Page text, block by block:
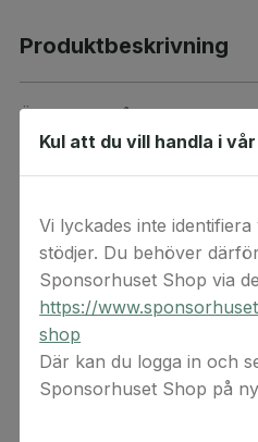
Produktbeskrivning
Överraska någon med
Readly!
de bästa tidningarna från
abonnemang hosReadly
tillgång till tusetals magasin
samma app. Du kan ladda
offline när du saknar
abonnemanget med hela
enheter.
Kul att du vill handla i
Vi lyckades inte
stödjer. Du behöver
Sponsorhuset Shop via
https://
shop
Där kan du logga in och
Sponsorhuset Shop på